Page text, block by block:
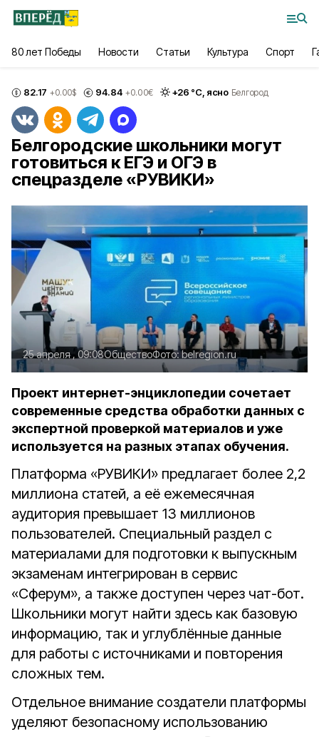
80 лет Победы Новости Статьи Культура Спорт
82.17 +0.00$ 94.84 +0.00€ +26 °С, ясно Белгород
Белгородские школьники могут
готовиться к ЕГЭ и ОГЭ в
спецразделе «РУВИКИ»
25 апреля , 09:08ОбществоФото:belregion.ru
Проект интернет-энциклопедии сочетает
современные средства обработки данных с
экспертной проверкой материалов и уже
используется на разных этапах обучения.
Платформа «РУВИКИ» предлагает более 2,2
миллиона статей, а её ежемесячная
аудитория превышает 13 миллионов
пользователей. Специальный раздел с
материалами для подготовки к выпускным
экзаменам интегрирован в сервис
«Сферум», а также доступен через чат-бот.
Школьники могут найти здесь как базовую
информацию, так и углублённые данные
для работы с источниками и повторения
сложных тем.
Отдельное внимание создатели платформы
уделяют безопасному использованию